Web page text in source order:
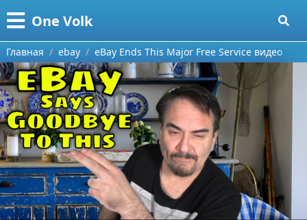
One Volk
Меню
Главная
Категории
Видео приколы
Видео про игры
Видео про автомобили
Ремонт автомобиля
Видео про путешествия
Поиск
О проекте
Контакты
Сотрудничество
Главная ebay eBay Ends This Major Free Service видео